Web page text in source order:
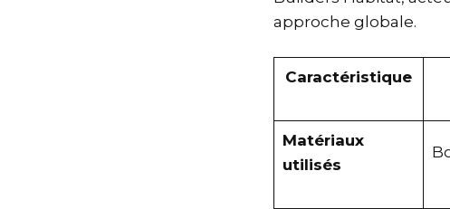
approche globale.
Caractéristique
Matériaux
utilisés